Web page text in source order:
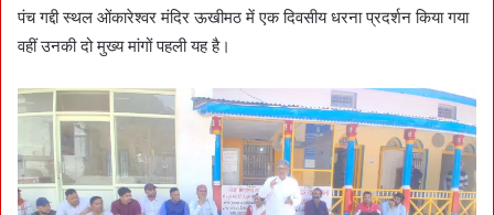
पंच गद्दी स्थल ओंकारेश्वर मंदिर ऊखीमठ में एक दिवसीय धरना प्रदर्शन किया गया
वहीं उनकी दो मुख्य मांगों पहली यह है।